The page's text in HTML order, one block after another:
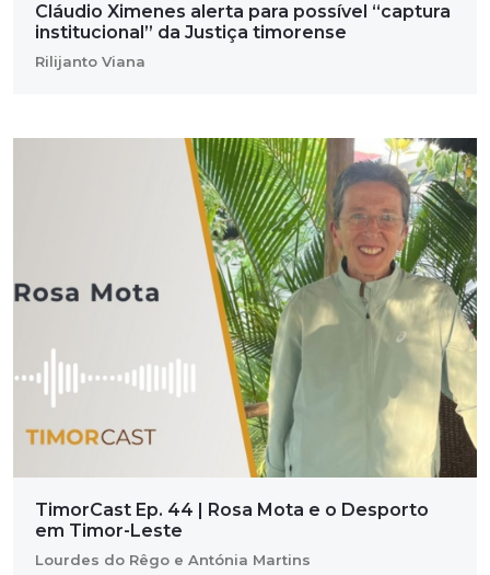
Cláudio Ximenes alerta para possível “captura
institucional” da Justiça timorense
Rilijanto Viana
TimorCast Ep. 44 | Rosa Mota e o Desporto
em Timor-Leste
Lourdes do Rêgo e Antónia Martins